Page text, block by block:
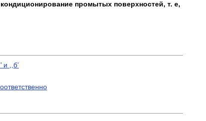
промытых поверхностей, т. е,
и ,,б’